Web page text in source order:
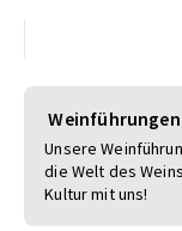
Weinführungen
Unsere
die Welt des
Kultur mit uns!